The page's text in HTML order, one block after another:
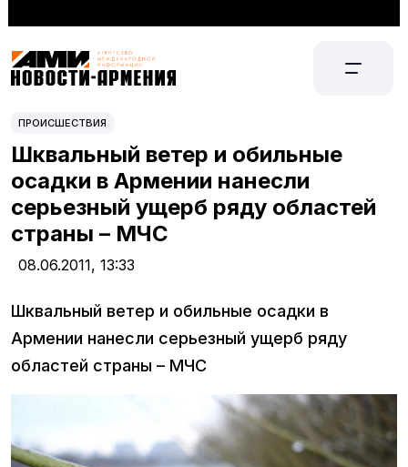
ПРОИСШЕСТВИЯ
Шквальный ветер и обильные
осадки в Армении нанесли
серьезный ущерб ряду областей
страны – МЧС
08.06.2011, 13:33
Шквальный ветер и обильные осадки в
Армении нанесли серьезный ущерб ряду
областей страны – МЧС